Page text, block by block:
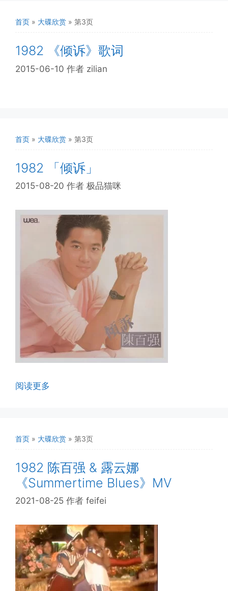
首页 » 大碟欣赏 » 第3页
1982 《倾诉》歌词
2015-06-10 作者 zilian
首页 » 大碟欣赏 » 第3页
1982 「倾诉」
2015-08-20 作者 极品猫咪
阅读更多
首页 » 大碟欣赏 » 第3页
1982 陈百强 & 露云娜
《Summertime Blues》MV
2021-08-25 作者 feifei